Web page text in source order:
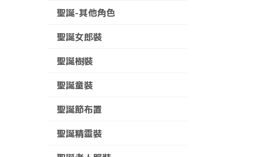
聖誕-其他角色
聖誕女郎裝
聖誕樹裝
聖誕童裝
聖誕節布置
聖誕精靈裝